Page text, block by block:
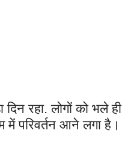
रहा. लोगों को भले ही
में परिवर्तन आने लगा है।